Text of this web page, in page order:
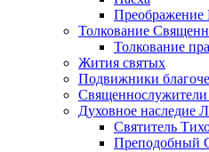
Преображение
Толкование
Толкование
Жития святых
Подвижники
Священнослужители
Духовное наследие
Святитель
Преподобный